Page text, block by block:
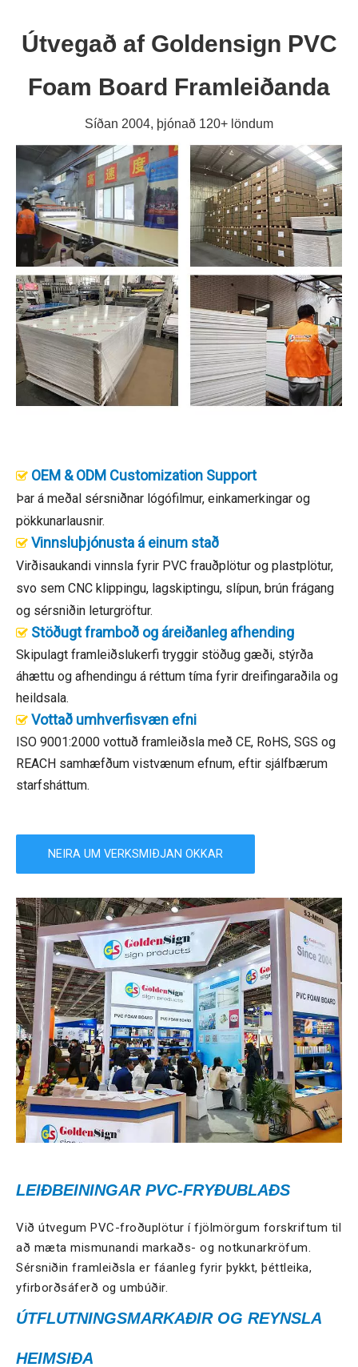
Útvegað af Goldensign PVC
Foam Board Framleiðanda
Síðan 2004, þjónað 120+ löndum
 OEM & ODM Customization Support
Þar á meðal sérsniðnar lógófilmur, einkamerkingar og
pökkunarlausnir.
 Vinnsluþjónusta á einum stað
Virðisaukandi vinnsla fyrir PVC frauðplötur og plastplötur,
svo sem CNC klippingu, lagskiptingu, slípun, brún frágang
og sérsniðin leturgröftur.
 Stöðugt framboð og áreiðanleg afhending
Skipulagt framleiðslukerfi tryggir stöðug gæði, stýrða
áhættu og afhendingu á réttum tíma fyrir dreifingaraðila og
heildsala.
 Vottað umhverfisvæn efni
ISO 9001:2000 vottuð framleiðsla með CE, RoHS, SGS og
REACH samhæfðum vistvænum efnum, eftir sjálfbærum
starfsháttum.
NEIRA UM VERKSMIÐJAN OKKAR
LEIÐBEININGAR PVC-FRYÐUBLAÐS
Við útvegum PVC-froðuplötur í fjölmörgum forskriftum til
að mæta mismunandi markaðs- og notkunarkröfum.
Sérsniðin framleiðsla er fáanleg fyrir þykkt, þéttleika,
yfirborðsáferð og umbúðir.
ÚTFLUTNINGSMARKAÐIR OG REYNSLA
HEIMSIÐA